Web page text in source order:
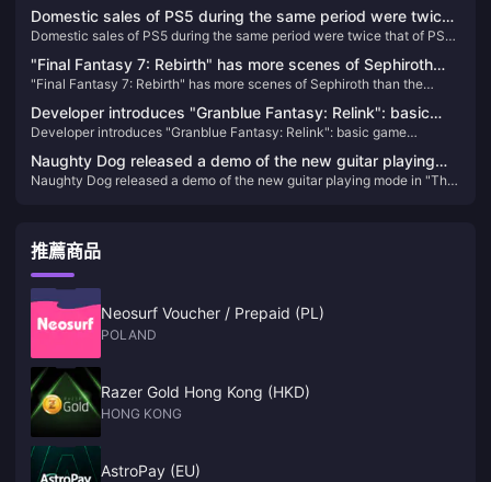
Domestic sales of PS5 during the same period were twice
that of PS4, and China Star received more than 100
applications
Domestic sales of PS5 during the same period were twice that of PS4,
"Final Fantasy 7: Rebirth" has more scenes of Sephiroth
than the original version, aiming to give players a deeper
understanding
"Final Fantasy 7: Rebirth" has more scenes of Sephiroth than the
Developer introduces "Granblue Fantasy: Relink": basic
game structure information disclosed
Developer introduces "Granblue Fantasy: Relink": basic game
Naughty Dog released a demo of the new guitar playing
mode in "The Last of Us Part II: HD Remastered Edition"
Naughty Dog released a demo of the new guitar playing mode in "The
推薦商品
Neosurf Voucher / Prepaid (PL)
POLAND
Razer Gold Hong Kong (HKD)
HONG KONG
AstroPay (EU)